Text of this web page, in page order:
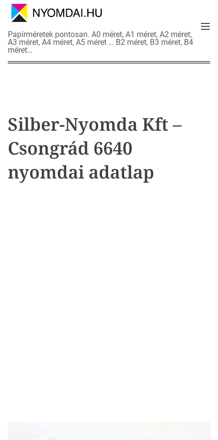
N
y
o
m
d
t
a
Papírméretek pontosan. A0 méret, A1 méret, A2 méret,
A3 méret, A4 méret, A5 méret … B2 méret, B3 méret, B4
méret…
M
Silber-Nyomda Kft –
Csongrád 6640
nyomdai adatlap